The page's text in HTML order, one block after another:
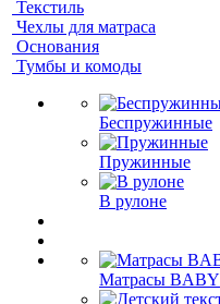
Текстиль
Чехлы для матраса
Основания
Тумбы и комоды
Беспружинные
Пружинные
В рулоне
Матрасы BABY